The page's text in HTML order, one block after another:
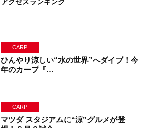
CARP
ひんやり涼しい“水の世界”へダイブ！今
年のカープ『…
CARP
マツダ スタジアムに“涼”グルメが登